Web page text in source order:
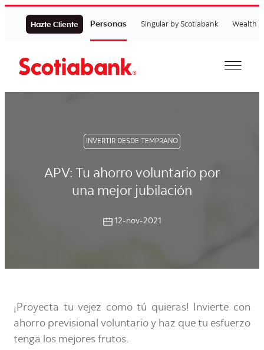
Hazte Cliente Personas Singular by Scotiabank Wealth
INVERTIR DESDE TEMPRANO
APV: Tu ahorro voluntario por
una mejor jubilación
12-nov-2021
¡Proyecta tu vejez como tú quieras! Invierte con
ahorro previsional voluntario y haz que tu esfuerzo
tenga los mejores frutos.